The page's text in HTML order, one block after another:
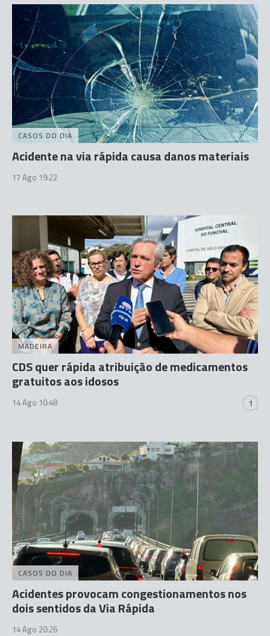
CASOS DO DIA
Acidente na via rápida causa danos materiais
17 Ago 19:22
MADEIRA
CDS quer rápida atribuição de medicamentos
gratuitos aos idosos
14 Ago 10:48 1
CASOS DO DIA
Acidentes provocam congestionamentos nos
dois sentidos da Via Rápida
14 Ago 20:26